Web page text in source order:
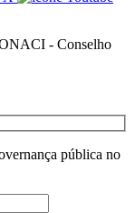
- Conselho
pública no